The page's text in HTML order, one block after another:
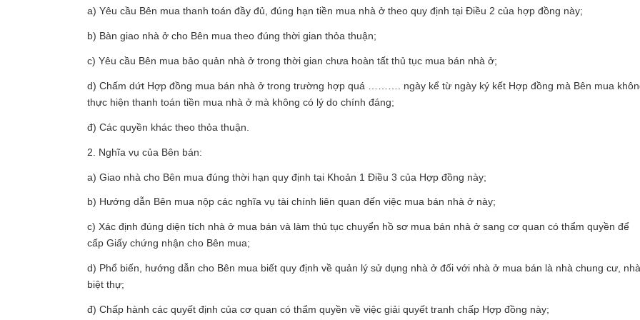
a) Yêu cầu Bên mua thanh toán đầy đủ, đúng hạn tiền mua nhà ở theo quy định tại Điều 2 của hợp đồng này;
b) Bàn giao nhà ở cho Bên mua theo đúng thời gian thỏa thuận;
c) Yêu cầu Bên mua bảo quản nhà ở trong thời gian chưa hoàn tất thủ tục mua bán nhà ở;
d) Chấm dứt Hợp đồng mua bán nhà ở trong trường hợp quá ………. ngày kể từ ngày ký kết Hợp đồng mà Bên mua
thực hiện thanh toán tiền mua nhà ở mà không có lý do chính đáng;
đ) Các quyền khác theo thỏa thuận.
2. Nghĩa vụ của Bên bán:
a) Giao nhà cho Bên mua đúng thời hạn quy định tại Khoản 1 Điều 3 của Hợp đồng này;
b) Hướng dẫn Bên mua nộp các nghĩa vụ tài chính liên quan đến việc mua bán nhà ở này;
c) Xác định đúng diện tích nhà ở mua bán và làm thủ tục chuyển hồ sơ mua bán nhà ở sang cơ quan có thẩm quyền để
cấp Giấy chứng nhận cho Bên mua;
d) Phổ biến, hướng dẫn cho Bên mua biết quy định về quản lý sử dụng nhà ở đối với nhà ở mua bán là nhà chung cư, nhà
biệt thự;
đ) Chấp hành các quyết định của cơ quan có thẩm quyền về việc giải quyết tranh chấp Hợp đồng này;